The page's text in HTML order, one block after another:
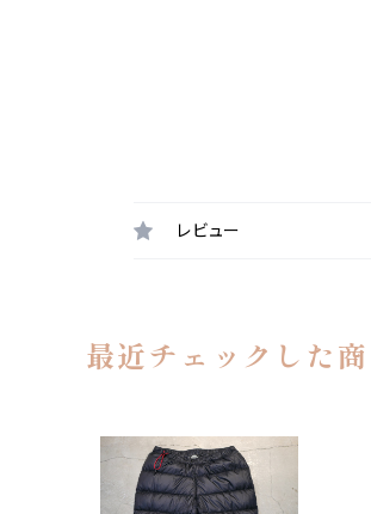
レビュー
最近チェックした